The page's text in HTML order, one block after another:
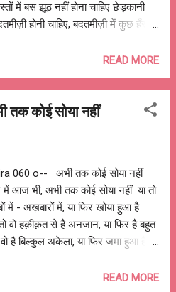
में बस झूठ नहीं होना चाहिए छेड़कानी
होनी चाहिए, बदतमीज़ी में कुछ हँसी
चाहिए, दोस्तों में बस फ़रेब नहीं होना चाहिए
होना चाहिए, मुलाकातों की ललक
महफ़िल में पीना-पिलाना होना चाहिए, कुछ
रोना चाहिए, दोस्तों में बस इस्तेमाल नहीं
होनी चाहिए, कुछ नोक-झोंक होना चाहिए,
होना चाहिए, खाव्हिशें होनी चाहिए, ख़्वाबों में
कुछ सपने होना चाहिए, कुछ हक़ीक़त
में बस हिसाब-किताब नहीं होना चाहिए
Jhureley --o Re Kabira
READ MORE
कोई सोया नहीं
060 o-- अभी तक कोई सोया नहीं
में आज भी, अभी तक कोई सोया नहीं या तो
में - अख़बारों में, या फिर खोया हुआ है
वो हक़ीक़त से है अनजान, या फिर है बहुत
है बिल्कुल अकेला, या फिर जमा हुआ है
तो वो है किसी से डरा हुआ, या फिर है हाथ में
READ MORE